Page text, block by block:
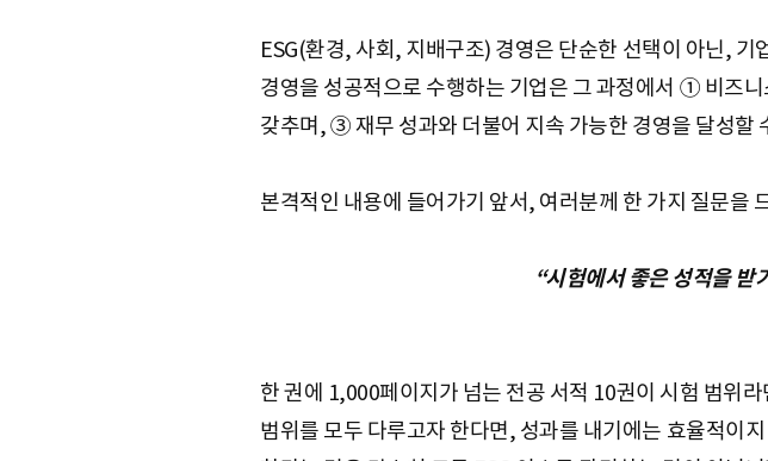
ESG(환경, 사회, 지배구조) 경영은 단순한 선택이 아닌, 기
경영을 성공적으로 수행하는 기업은 그 과정에서 ① 비즈
갖추며, ③ 재무 성과와 더불어 지속 가능한 경영을 달성할
본격적인 내용에 들어가기 앞서, 여러분께 한 가지 질문을
“시험에서 좋은 성적을 받
한 권에 1,000페이지가 넘는 전공 서적 10권이 시험 범위
범위를 모두 다루고자 한다면, 성과를 내기에는 효율적이